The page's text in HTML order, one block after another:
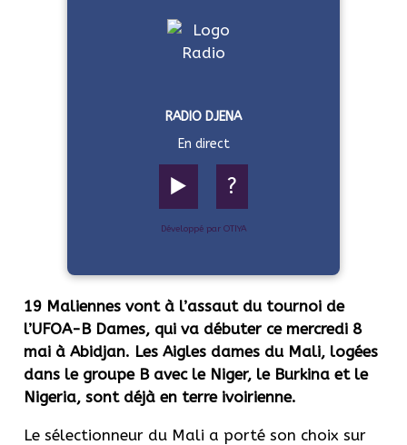
RADIO DJENA
En direct
▶️ ?
Développé par OTIYA
19 Maliennes vont à l’assaut du tournoi de
l’UFOA-BDames, qui va débuter ce mercredi 8
mai à Abidjan. Les Aigles dames du Mali, logées
dans le groupe B avec le Niger, le Burkina et le
Nigeria, sontdéjà en terre ivoirienne.
Le sélectionneur du Mali a porté son choix sur